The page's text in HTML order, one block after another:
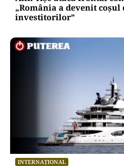
„România a devenit coșul
investitorilor”
INTERNAȚIONAL